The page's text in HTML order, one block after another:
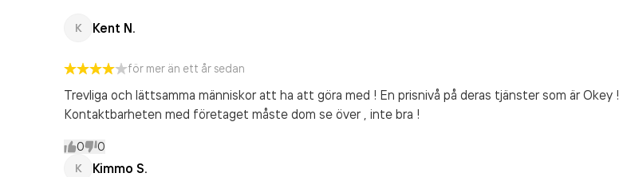
K Kent N.
för mer än ett år sedan
Trevliga och lättsamma människor att ha att göra med ! En prisnivå på deras tjänster som är Okey !
Kontaktbarheten med företaget måste dom se över , inte bra !
0 0
K Kimmo S.